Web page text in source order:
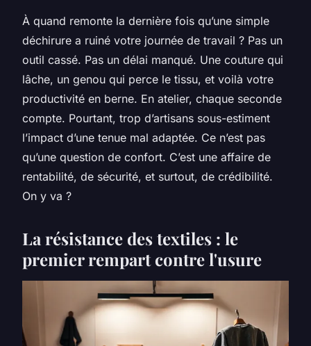
À quand remonte la dernière fois qu’une simple
déchirure a ruiné votre journée de travail ? Pas un
outil cassé. Pas un délai manqué. Une couture qui
lâche, un genou qui perce le tissu, et voilà votre
productivité en berne. En atelier, chaque seconde
compte. Pourtant, trop d’artisans sous-estiment
l’impact d’une tenue mal adaptée. Ce n’est pas
qu’une question de confort. C’est une affaire de
rentabilité, de sécurité, et surtout, de crédibilité.
On y va ?
La résistance des textiles : le
premier rempart contre l'usure